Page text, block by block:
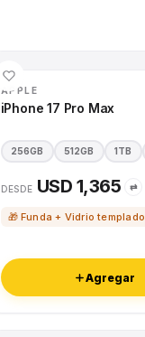
APPLE
iPhone 17 Pro Max
256GB 512GB 1TB
DESDE USD 1,365 ⇄
🎁 Funda + Vidrio templado
Agregar